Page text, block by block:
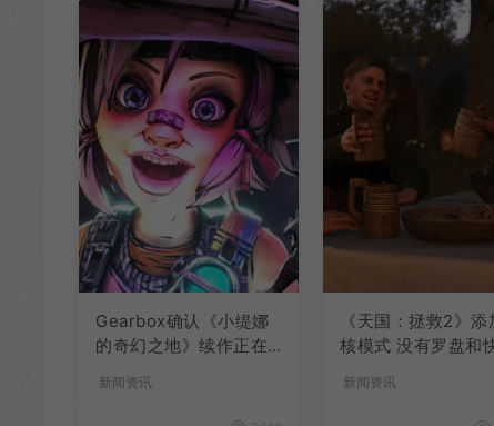
Gearbox确认《小缇娜
的奇幻之地》续作正在
新闻资讯
《天国：拯救2》添
核模式 没有罗盘和
新闻资讯